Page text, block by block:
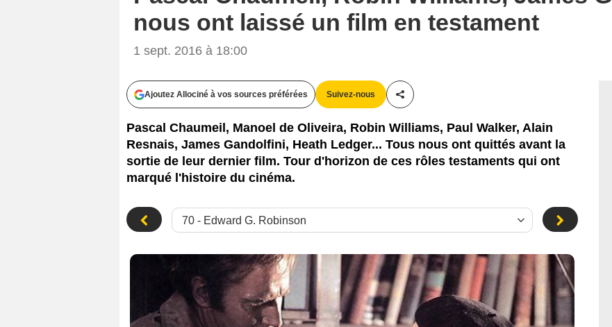
nous ont laissé un film en testament
1 sept. 2016 à 18:00
Ajoutez Allociné à vos sources préférées Suivez-nous
Partager cet article
Pascal Chaumeil, Manoel de Oliveira, Robin Williams, Paul Walker, Alain
Resnais, James Gandolfini, Heath Ledger... Tous nous ont quittés avant la
sortie de leur dernier film. Tour d'horizon de ces rôles testaments qui ont
marqué l'histoire du cinéma.